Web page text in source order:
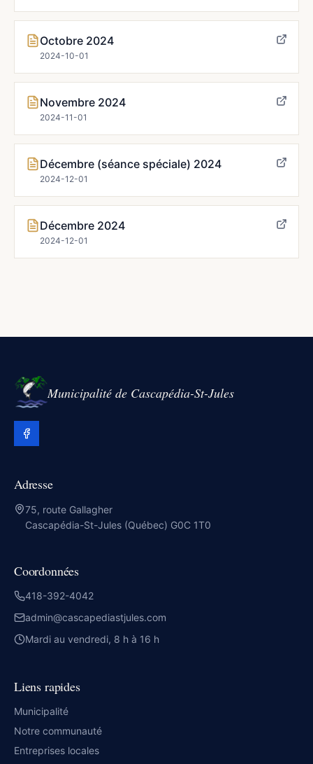
Octobre 2024
2024-10-01
Novembre 2024
2024-11-01
Décembre (séance spéciale) 2024
2024-12-01
Décembre 2024
2024-12-01
Municipalité de Cascapédia-St-Jules
Adresse
75, route Gallagher
Cascapédia-St-Jules (Québec) G0C 1T0
Coordonnées
418-392-4042
admin@cascapediastjules.com
Mardi au vendredi, 8 h à 16 h
Liens rapides
Municipalité
Notre communauté
Entreprises locales